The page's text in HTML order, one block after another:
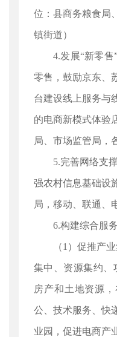
位：县商务粮食局
镇街道）
4.发展“新零售
零售，鼓励京东、
台建设线上服务与
的电商新模式体验
局、市场监管局，
5.完善网络支
强农村信息基础设
局，移动、联通、
6.构建综合服
（1）促推产
集中、资源集约、
房产和土地资源
公、技术服务、快
业园，促进电商产